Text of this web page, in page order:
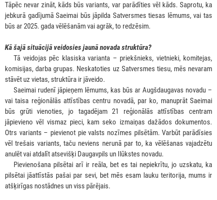
Tāpēc nevar zināt, kāds būs variants, var parādīties vēl kāds. Saprotu, ka
jebkurā gadījumā Saeimai būs jāpilda Satversmes tiesas lēmums, vai tas
būs ar 2025. gada vēlēšanām vai agrāk, to redzēsim.
Kā šajā situācijā veidosies jaunā novada struktūra?
Tā veidojas pēc klasiska varianta – priekšnieks, vietnieki, komitejas,
komisijas, darba grupas. Neskatoties uz Satversmes tiesu, mēs nevaram
stāvēt uz vietas, struktūra ir jāveido.
Saeimai rudenī jāpieņem lēmums, kas būs ar Augšdaugavas novadu –
vai taisa reģionālās attīstības centru novadā, par ko, manuprāt Saeimai
būs grūti vienoties, jo tagadējam 21 reģionālās attīstības centram
jāpievieno vēl vismaz pieci, kam seko izmaiņas dažādos dokumentos.
Otrs variants – pievienot pie valsts nozīmes pilsētām. Varbūt parādīsies
vēl trešais variants, taču neviens nerunā par to, ka vēlēšanas vajadzētu
anulēt vai atdalīt atsevišķi Daugavpils un Ilūkstes novadu.
Pievienošana pilsētai arī ir reāla, bet es tai nepiekrītu, jo uzskatu, ka
pilsētai jāattīstās pašai par sevi, bet mēs esam lauku teritorija, mums ir
atšķirīgas nostādnes un viss pārējais.